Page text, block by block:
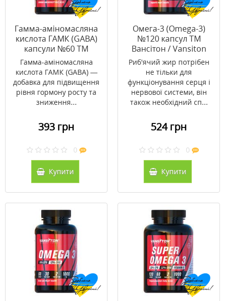
Гамма-аміномасляна
кислота ГАМК (GABA)
капсули №60 ТМ
Вансітон / Vansiton
Гамма-аміномасляна
кислота ГАМК (GABA) —
добавка для підвищення
рівня гормону росту та
зниження...
393 грн
0
Купити
Омега-3 (Omega-3)
№120 капсул ТМ
Вансітон / Vansiton
Риб'ячий жир потрібен
не тільки для
функціонування серця і
нервової системи, він
також необхідний сп...
524 грн
0
Купити